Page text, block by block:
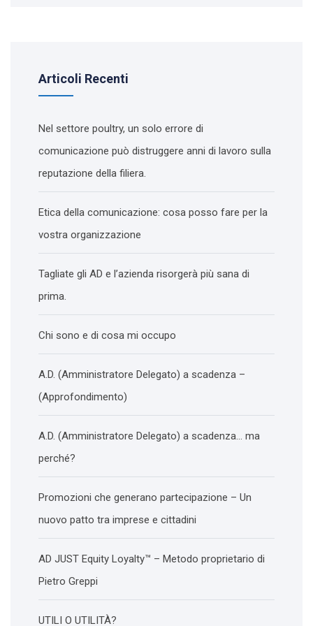
Articoli Recenti
Nel settore poultry, un solo errore di
comunicazione può distruggere anni di lavoro sulla
reputazione della filiera.
Etica della comunicazione: cosa posso fare per la
vostra organizzazione
Tagliate gli AD e l’azienda risorgerà più sana di
prima.
Chi sono e di cosa mi occupo
A.D. (Amministratore Delegato) a scadenza –
(Approfondimento)
A.D. (Amministratore Delegato) a scadenza… ma
perché?
Promozioni che generano partecipazione – Un
nuovo patto tra imprese e cittadini
AD JUST Equity Loyalty™ – Metodo proprietario di
Pietro Greppi
UTILI O UTILITÀ?